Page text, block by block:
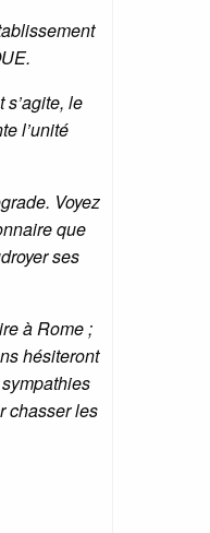
le
l’unité
Voyez
que
ses
à Rome ;
hésiteront
chasser les